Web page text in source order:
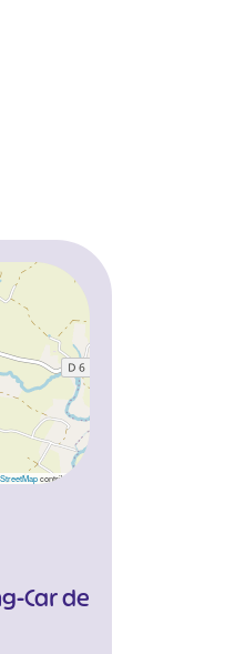
contributors
Car de